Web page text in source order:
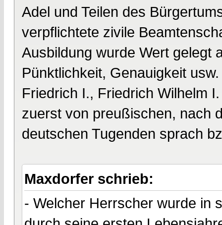
Adel und Teilen des
verpflichtete zivile
Ausbildung wurde Wert gelegt
Pünktlichkeit, Genauigkeit
Friedrich I., Friedrich Wilhelm
zuerst von preußischen, nach
deutschen Tugenden sprach
Maxdorfer schrieb:
- Welcher Herrscher wurde in